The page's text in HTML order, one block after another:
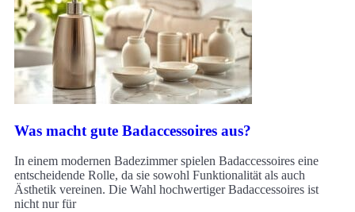
Was macht gute Badaccessoires aus?
In einem modernen Badezimmer spielen Badaccessoires eine
entscheidende Rolle, da sie sowohl Funktionalität als auch
Ästhetik vereinen. Die Wahl hochwertiger Badaccessoires ist
nicht nur für